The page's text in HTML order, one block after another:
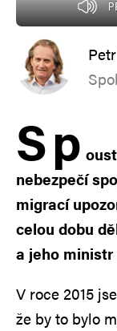
Sp
nebezpečí
migrací
celou dobu
a jeho ministr
V roce 2015
že by to bylo